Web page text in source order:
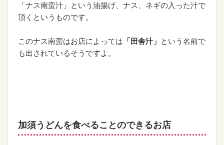
「ナス南蛮汁」という油揚げ、ナス、ネギの入った汁で
頂くというものです。
このナス南蛮はお店によっては 「田舎汁」 という名前で
も出されているそうですよ。
加須うどんを食べることのできるお店